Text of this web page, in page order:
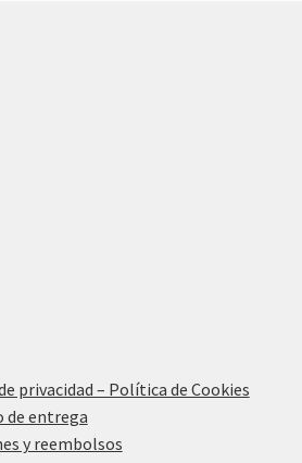
privacidad – Política de Cookies
de entrega
y reembolsos